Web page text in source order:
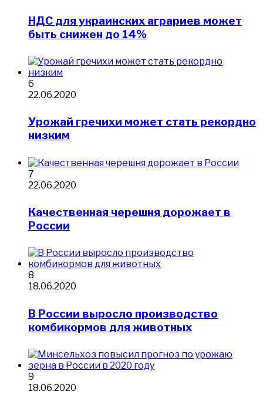
НДС для украинских аграриев может
быть снижен до 14%
6
22.06.2020
Урожай гречихи может стать рекордно
низким
7
22.06.2020
​Качественная черешня дорожает в
России
8
18.06.2020
​В России выросло производство
комбикормов для животных
9
18.06.2020